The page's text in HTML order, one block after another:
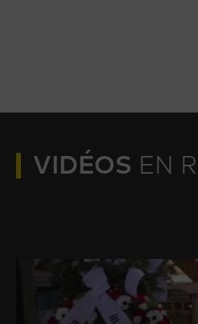
VIDÉOS EN